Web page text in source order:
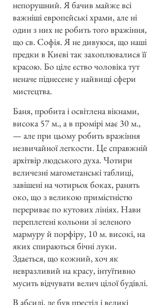
непорушний. Я бачив майже всі
важніші европейські храми, але ні
один з них не робить того вражіння,
що св. Софія. Я не дивуюся, що наші
предки в Києві так захоплювалися її
красою. Бо ціле єство чоловіка тут
неначе піднесене у найвищі сфери
мистецтва.
Баня, пробита і освітлена вікнами,
висока 57 м., а в промірі має 30 м.,
— але при цьому робить вражіння
незвичайної легкости. Це справжній
архітвір людського духа. Чотири
величезні магометанські таблиці,
завішені на чотирьох боках, ранять
око, що з великою примістністю
перериває по кутових лініях. Нави
переплетені кольони зі зеленого
мармуру й порфіру, 10 м. високі, на
яких спираються бічні луки.
Здається, що кожний, хоч як
невразливий на красу, інтуїтивно
мусить відчувати велич цілої будівлі.
В абсиді, де був престіл і великі